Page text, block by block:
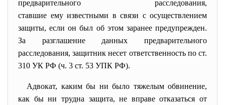
предварительного расследования,
ставшие ему известными в связи с осуществлением
защиты, если он был об этом заранее предупрежден.
За разглашение данных предварительного
расследования, защитник несет ответственность по ст.
310 УК РФ (ч. 3 ст. 53 УПК РФ).
Адвокат, каким бы ни было тяжелым обвинение,
как бы ни трудна защита, не вправе отказаться от